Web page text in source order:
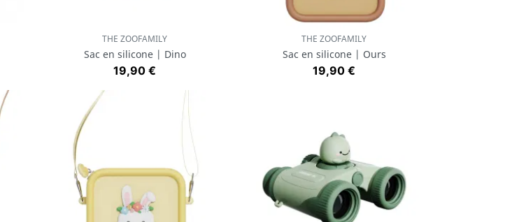
 Aperçu rapide
THE ZOOFAMILY
Sac en silicone | Dino
Prix
19,90 €
 Aperçu rapide
THE ZOOFAMILY
Sac en silicone | Ours
Prix
19,90 €